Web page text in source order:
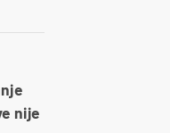
nije